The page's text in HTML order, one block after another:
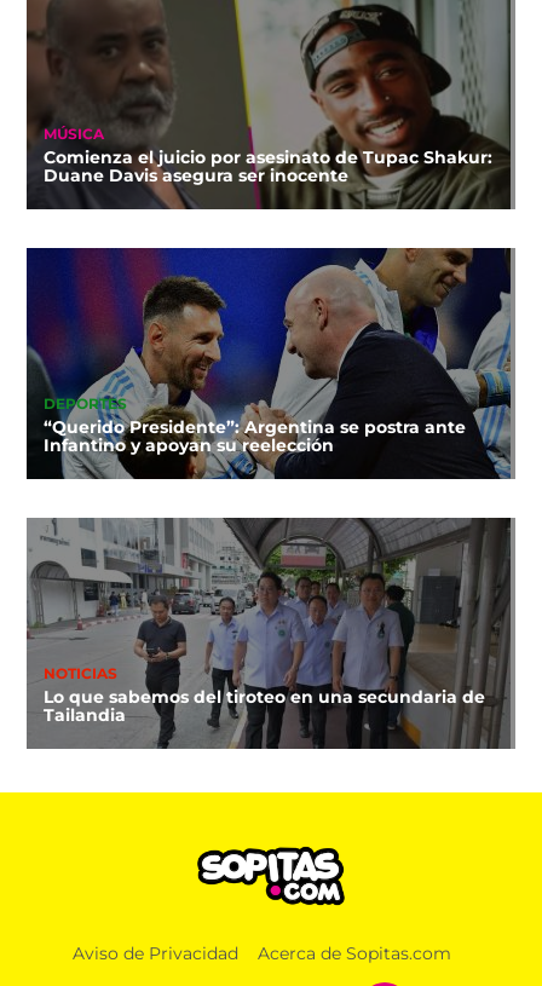
MÚSICA
Comienza el juicio por asesinato de Tupac Shakur:
Duane Davis asegura ser inocente
DEPORTES
“Querido Presidente”: Argentina se postra ante
Infantino y apoyan su reelección
NOTICIAS
Lo que sabemos del tiroteo en una secundaria de
Tailandia
Aviso de Privacidad Acerca de Sopitas.com